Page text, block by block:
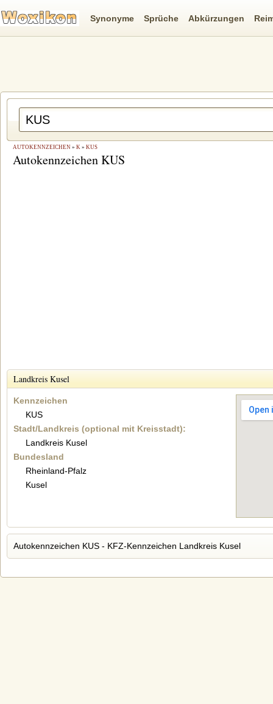
AUTOKENNZEICHEN » K » KUS
Autokennzeichen KUS
Landkreis Kusel
Kennzeichen
KUS
Stadt/Landkreis (optional mit Kreisstadt):
Landkreis Kusel
Bundesland
Rheinland-Pfalz
Kusel
Autokennzeichen KUS - KFZ-Kennzeichen Landkreis Kusel
Synonyme Sprüche Abkürzungen